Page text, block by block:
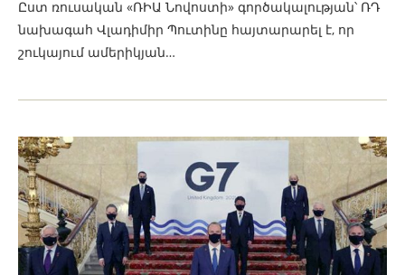
Ըստ ռուսական «ՌԻԱ Նովոստի» գործակալության՝ ՌԴ
նախագահ Վլադիմիր Պուտինը հայտարարել է, որ
շուկայում ամերիկյան…